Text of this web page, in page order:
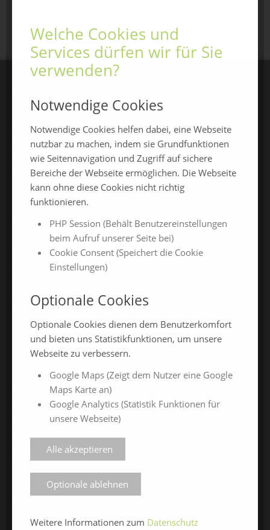
ChamlandSchau
ChamLandleben
ChamlandBau
ChamlandCareer
ONLINE-JAHRESMESSEN
ChamlandSchau24
ChamlandVital24
ChamlandCareer24
ÜBER UNS
Veranstalter
Messe-News
Medienspiegel
Facebook
Instagram
SERVICE
Welche Cookies und
Services dürfen wir für Sie
verwenden?
Notwendige Cookies
Notwendige Cookies helfen dabei, eine Webseite
nutzbar zu machen, indem sie Grundfunktionen
wie Seitennavigation und Zugriff auf sichere
Bereiche der Webseite ermöglichen. Die Webseite
kann ohne diese Cookies nicht richtig
funktionieren.
PHP Session (Behält Benutzereinstellungen
beim Aufruf unserer Seite bei)
Cookie Consent (Speichert die Cookie
Einstellungen)
Optionale Cookies
Optionale Cookies dienen dem Benutzerkomfort
und bieten uns Statistikfunktionen, um unsere
Webseite zu verbessern.
Google Maps (Zeigt dem Nutzer eine Google
Maps Karte an)
Google Analytics (Statistik Funktionen für
unsere Webseite)
Alle akzeptieren
Optionale ablehnen
Weitere Informationen zum Datenschutz